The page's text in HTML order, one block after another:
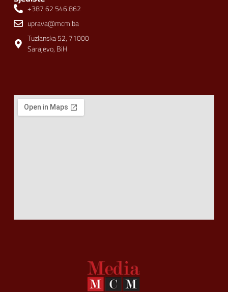
+387 62 546 862
uprava@mcm.ba
Tuzlanska 52, 71000
Sarajevo, BiH